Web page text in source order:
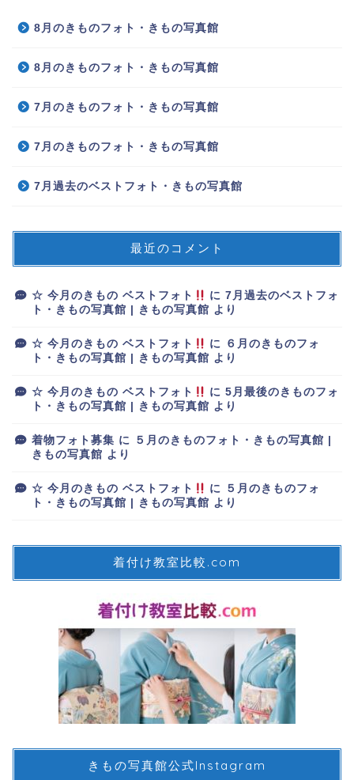
8月のきものフォト・きもの写真館
8月のきものフォト・きもの写真館
7月のきものフォト・きもの写真館
7月のきものフォト・きもの写真館
7月過去のベストフォト・きもの写真館
最近のコメント
☆ 今月のきもの ベストフォト に7月過去のベストフォ
ト・きもの写真館 | きもの写真館 より
☆ 今月のきもの ベストフォト に ６月のきものフォ
ト・きもの写真館 | きもの写真館 より
☆ 今月のきもの ベストフォト に5月最後のきものフォ
ト・きもの写真館 | きもの写真館 より
着物フォト募集 に ５月のきものフォト・きもの写真館 |
きもの写真館 より
☆ 今月のきもの ベストフォト に ５月のきものフォ
ト・きもの写真館 | きもの写真館 より
着付け教室比較.com
きもの写真館公式Instagram